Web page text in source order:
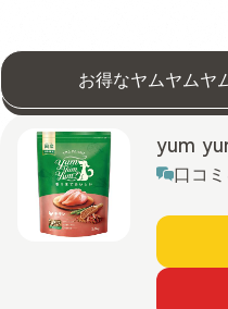
お得なヤムヤムヤ
yum
口コ